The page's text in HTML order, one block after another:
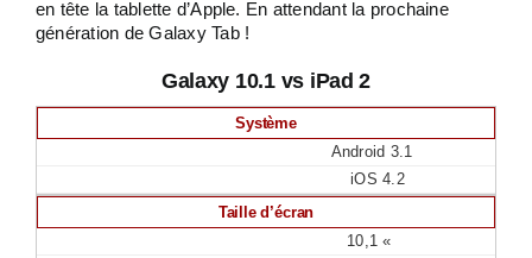
en tête la tablette d’Apple. En attendant la prochaine
génération de Galaxy Tab !
Galaxy 10.1 vs iPad 2
Système
Android 3.1
iOS 4.2
Taille d’écran
10,1 «